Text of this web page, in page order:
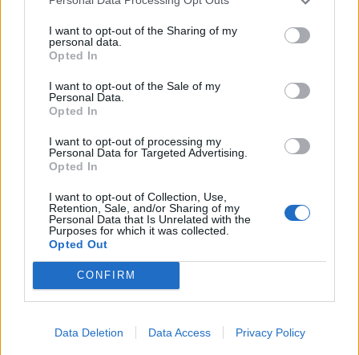
I want to opt-out of the Sharing of my
personal data.
Opted In
I want to opt-out of the Sale of my
Personal Data.
Opted In
I want to opt-out of processing my
Personal Data for Targeted Advertising.
Opted In
I want to opt-out of Collection, Use,
Retention, Sale, and/or Sharing of my
Personal Data that Is Unrelated with the
Purposes for which it was collected.
Opted Out
CONFIRM
Data Deletion Data Access Privacy Policy
Via Confalonieri, 5
Castronno
diagosto
Leda Mocchetti
leda.mocchetti@legnanonews.com
Noi di LegnanoNews abbiamo a cuore l'informazione del
nostro territorio e cerchiamo di essere sempre in prima
linea per informarvi in modo puntuale.
PIÙ INFORMAZIONI SU